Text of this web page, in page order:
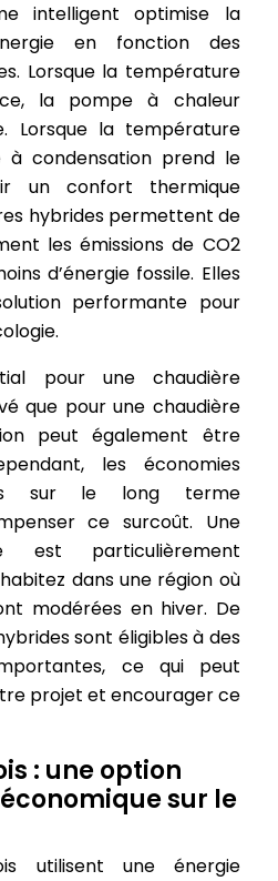
intelligent optimise la
en fonction des
Lorsque la température
la pompe à chaleur
Lorsque la température
à condensation prend le
un confort thermique
hybrides permettent de
les émissions de CO2
d’énergie fossile. Elles
performante pour
pour une chaudière
que pour une chaudière
peut également être
les économies
sur le long terme
ce surcoût. Une
est particulièrement
dans une région où
modérées en hiver. De
sont éligibles à des
ce qui peut
projet et encourager ce
: une option
sur le
utilisent une énergie